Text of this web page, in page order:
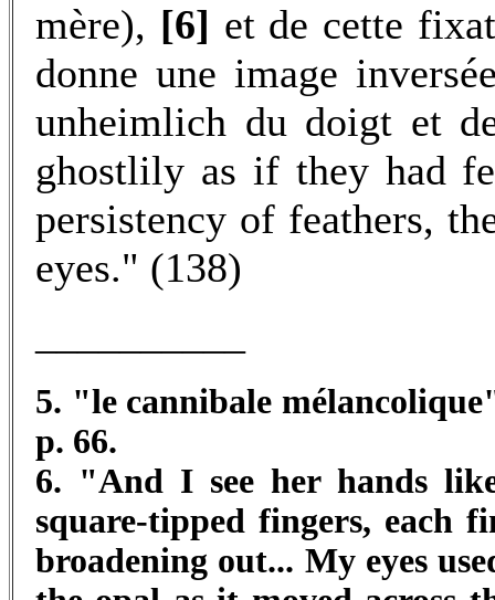
mère), [6] et de cette
donne une image
unheimlich du doigt et
ghostlily as if they had
persistency of feathers,
eyes." (138)
5. "le cannibale
p. 66.
6. "And I see her hands
square-tipped fingers, each
broadening out... My eyes